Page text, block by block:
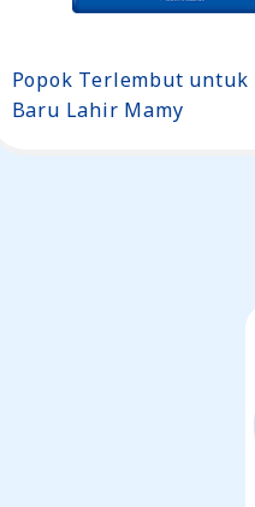
Popok Terlembut untuk
Baru Lahir Mamy